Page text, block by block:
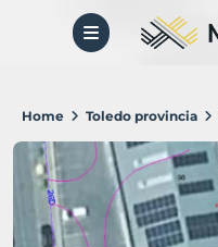
Home Toledo provincia